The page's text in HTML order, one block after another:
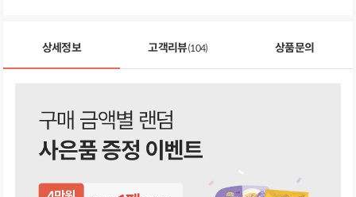
상세정보 고객리뷰(104) 상품문의